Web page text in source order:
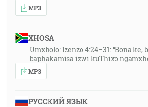
MP3
XHOSA
Umxholo: Izenzo 4:24–31: “Bona ke,
baphakamisa izwi kuThixo
MP3
РУССКИЙ ЯЗЫК